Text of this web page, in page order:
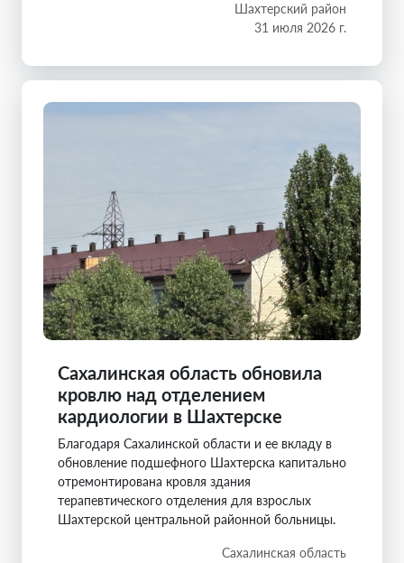
Шахтерский район
31 июля 2026 г.
Сахалинская область обновила
кровлю над отделением
кардиологии в Шахтерске
Благодаря Сахалинской области и ее вкладу в
обновление подшефного Шахтерска капитально
отремонтирована кровля здания
терапевтического отделения для взрослых
Шахтерской центральной районной больницы.
Сахалинская область